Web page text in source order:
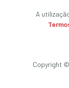
A
Copyright